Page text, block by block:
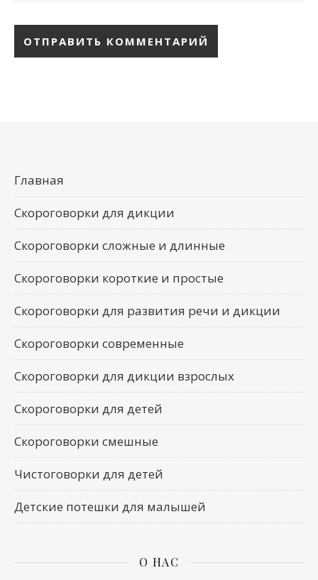
Главная
Скороговорки для дикции
Скороговорки сложные и длинные
Скороговорки короткие и простые
Скороговорки для развития речи и дикции
Скороговорки современные
Скороговорки для дикции взрослых
Скороговорки для детей
Скороговорки смешные
Чистоговорки для детей
Детские потешки для малышей
О НАС